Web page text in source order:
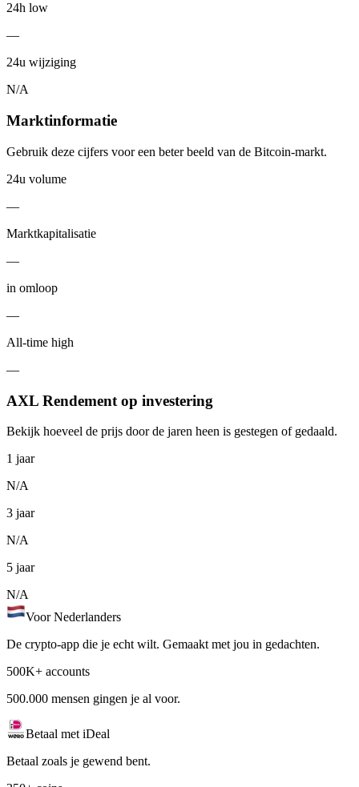
24h low
—
24u wijziging
N/A
Marktinformatie
Gebruik deze cijfers voor een beter beeld van de Bitcoin-markt.
24u volume
—
Marktkapitalisatie
—
in omloop
—
All-time high
—
AXL Rendement op investering
Bekijk hoeveel de prijs door de jaren heen is gestegen of gedaald.
1 jaar
N/A
3 jaar
N/A
5 jaar
N/A
Voor Nederlanders
De crypto-app die je echt wilt. Gemaakt met jou in gedachten.
500K+ accounts
500.000 mensen gingen je al voor.
Betaal met iDeal
Betaal zoals je gewend bent.